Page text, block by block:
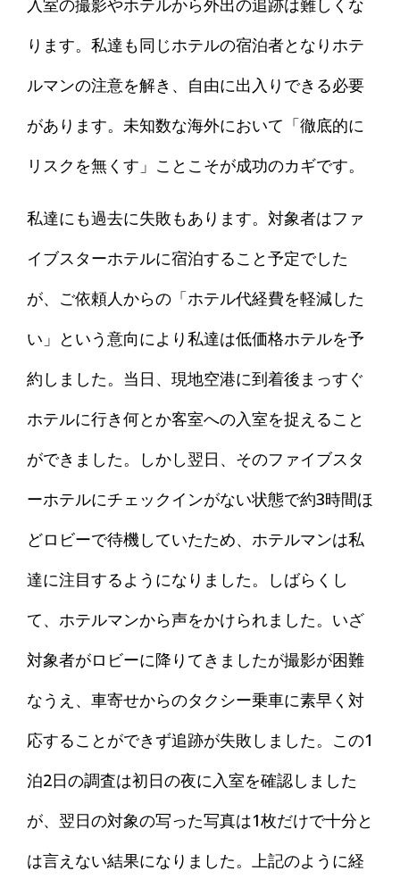
入室の撮影やホテルから外出の追跡は難しくな
ります。私達も同じホテルの宿泊者となりホテ
ルマンの注意を解き、自由に出入りできる必要
があります。未知数な海外において「徹底的に
リスクを無くす」ことこそが成功のカギです。
私達にも過去に失敗もあります。対象者はファ
イブスターホテルに宿泊すること予定でした
が、ご依頼人からの「ホテル代経費を軽減した
い」という意向により私達は低価格ホテルを予
約しました。当日、現地空港に到着後まっすぐ
ホテルに行き何とか客室への入室を捉えること
ができました。しかし翌日、そのファイブスタ
ーホテルにチェックインがない状態で約3時間ほ
どロビーで待機していたため、ホテルマンは私
達に注目するようになりました。しばらくし
て、ホテルマンから声をかけられました。いざ
対象者がロビーに降りてきましたが撮影が困難
なうえ、車寄せからのタクシー乗車に素早く対
応することができず追跡が失敗しました。この1
泊2日の調査は初日の夜に入室を確認しました
が、翌日の対象の写った写真は1枚だけで十分と
は言えない結果になりました。 上記のように経